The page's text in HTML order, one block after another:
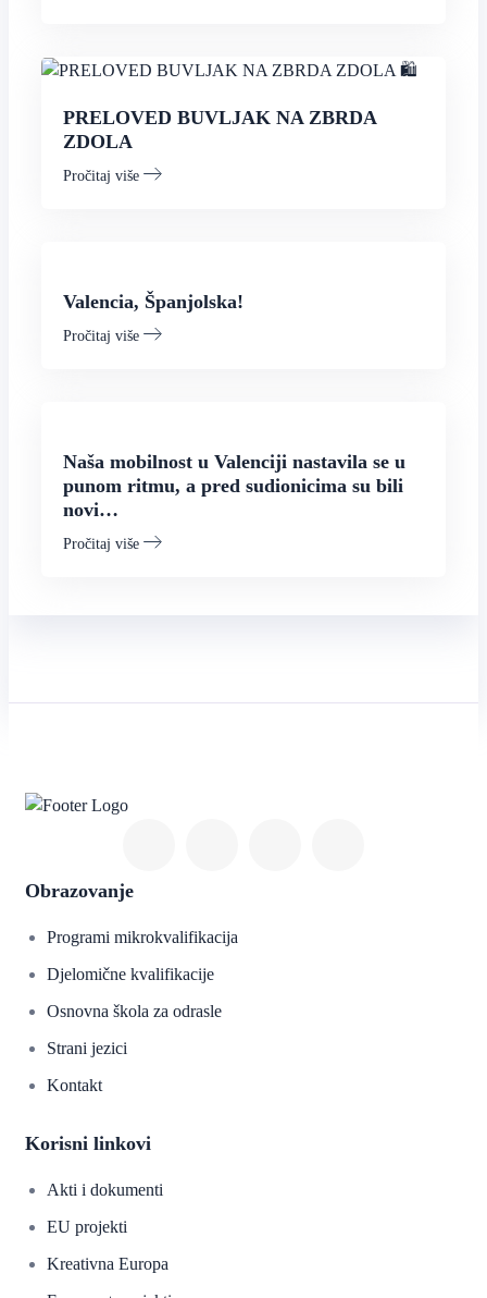
PRELOVED BUVLJAK NA ZBRDA
ZDOLA
Pročitaj više
Valencia, Španjolska!
Pročitaj više
Naša mobilnost u Valenciji nastavila se u
punom ritmu, a pred sudionicima su bili
novi…
Pročitaj više
Obrazovanje
Programi mikrokvalifikacija
Djelomične kvalifikacije
Osnovna škola za odrasle
Strani jezici
Kontakt
Korisni linkovi
Akti i dokumenti
EU projekti
Kreativna Europa